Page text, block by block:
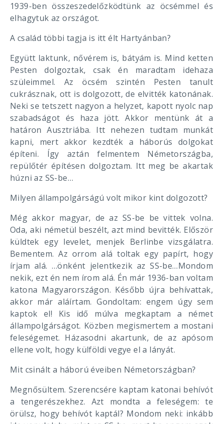
1939-ben összeszedelőzködtünk az öcsémmel és
elhagytuk az országot.
A család többi tagja is itt élt Hartyánban?
Együtt laktunk, nővérem is, bátyám is. Mind ketten
Pesten dolgoztak, csak én maradtam idehaza
szüleimmel. Az öcsém szintén Pesten tanult
cukrásznak, ott is dolgozott, de elvitték katonának.
Neki se tetszett nagyon a helyzet, kapott nyolc nap
szabadságot és haza jött. Akkor mentünk át a
határon Ausztriába. Itt nehezen tudtam munkát
kapni, mert akkor kezdték a háborús dolgokat
építeni. Így aztán felmentem Németországba,
repülőtér építésen dolgoztam. Itt meg be akartak
húzni az SS-be…
Milyen állampolgárságú volt mikor kint dolgozott?
Még akkor magyar, de az SS-be be vittek volna.
Oda, aki németül beszélt, azt mind bevitték. Először
küldtek egy levelet, menjek Berlinbe vizsgálatra.
Bementem. Az orrom alá toltak egy papírt, hogy
írjam alá. …önként jelentkezik az SS-be…Mondom
nekik, ezt én nem írom alá. Én már 1936-ban voltam
katona Magyarországon. Később újra behívattak,
akkor már aláírtam. Gondoltam: engem úgy sem
kaptok el! Kis idő múlva megkaptam a német
állampolgárságot. Közben megismertem a mostani
feleségemet. Házasodni akartunk, de az apósom
ellene volt, hogy külföldi vegye el a lányát.
Mit csinált a háború éveiben Németországban?
Megnősültem. Szerencsére kaptam katonai behívót
a tengerészekhez. Azt mondta a feleségem: te
örülsz, hogy behívót kaptál? Mondom neki: inkább